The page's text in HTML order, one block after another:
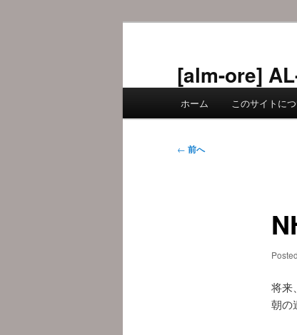
[alm-ore]
ホーム このサイトに
投
← 前へ
将来
朝の